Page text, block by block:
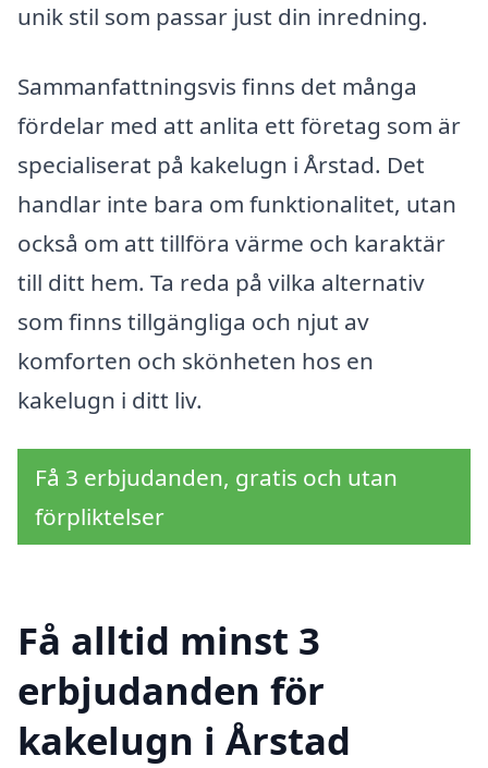
unik stil som passar just din inredning.
Sammanfattningsvis finns det många
fördelar med att anlita ett företag som är
specialiserat på kakelugn i Årstad. Det
handlar inte bara om funktionalitet, utan
också om att tillföra värme och karaktär
till ditt hem. Ta reda på vilka alternativ
som finns tillgängliga och njut av
komforten och skönheten hos en
kakelugn i ditt liv.
Få 3 erbjudanden, gratis och utan
förpliktelser
Få alltid minst 3
erbjudanden för
kakelugn i Årstad